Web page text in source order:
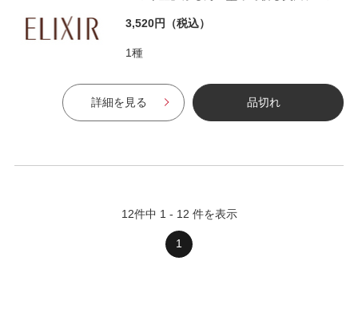
3,520円 （税込）
1種
詳細を見る 品切れ
12件中 1 - 12 件を表示
1